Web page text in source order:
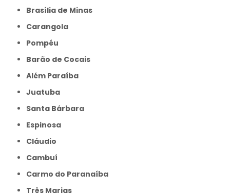
Brasília de Minas
Carangola
Pompéu
Barão de Cocais
Além Paraíba
Juatuba
Santa Bárbara
Espinosa
Cláudio
Cambuí
Carmo do Paranaíba
Três Marias